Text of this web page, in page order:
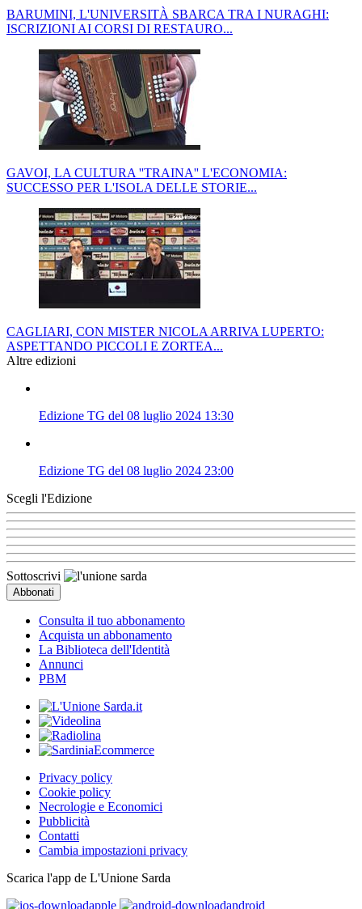
BARUMINI, L'UNIVERSITÀ SBARCA TRA I NURAGHI:
ISCRIZIONI AI CORSI DI RESTAURO...
GAVOI, LA CULTURA ''TRAINA'' L'ECONOMIA:
SUCCESSO PER L'ISOLA DELLE STORIE...
CAGLIARI, CON MISTER NICOLA ARRIVA LUPERTO:
ASPETTANDO PICCOLI E ZORTEA...
Altre edizioni
Edizione TG del 08 luglio 2024 13:30
Edizione TG del 08 luglio 2024 23:00
Scegli l'Edizione
Sottoscrivi
Consulta il tuo abbonamento
Acquista un abbonamento
La Biblioteca dell'Identità
Annunci
PBM
Privacy policy
Cookie policy
Necrologie e Economici
Pubblicità
Contatti
Cambia impostazioni privacy
Scarica l'app de L'Unione Sarda
apple
android